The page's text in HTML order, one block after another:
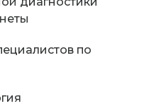
по